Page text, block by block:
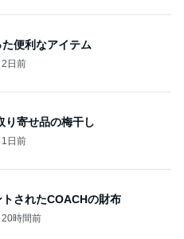
便利なアイテム
2日前
り寄せ品の梅干し
1日前
されたCOACHの財布
20時間前